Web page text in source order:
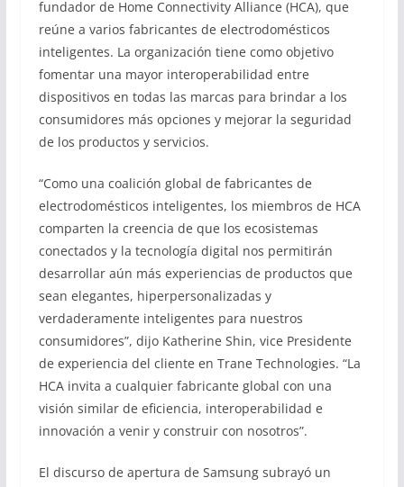
fundador de Home Connectivity Alliance (HCA), que
reúne a varios fabricantes de electrodomésticos
inteligentes. La organización tiene como objetivo
fomentar una mayor interoperabilidad entre
dispositivos en todas las marcas para brindar a los
consumidores más opciones y mejorar la seguridad
de los productos y servicios.
“Como una coalición global de fabricantes de
electrodomésticos inteligentes, los miembros de HCA
comparten la creencia de que los ecosistemas
conectados y la tecnología digital nos permitirán
desarrollar aún más experiencias de productos que
sean elegantes, hiperpersonalizadas y
verdaderamente inteligentes para nuestros
consumidores”, dijo Katherine Shin, vice Presidente
de experiencia del cliente en Trane Technologies. “La
HCA invita a cualquier fabricante global con una
visión similar de eficiencia, interoperabilidad e
innovación a venir y construir con nosotros”.
El discurso de apertura de Samsung subrayó un